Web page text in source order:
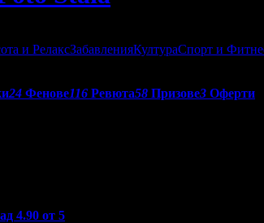
и РелаксЗабавленияКултураСпорт и
24 Фенове116 Ревюта58 Призове3 Оферти
4.90 от 5